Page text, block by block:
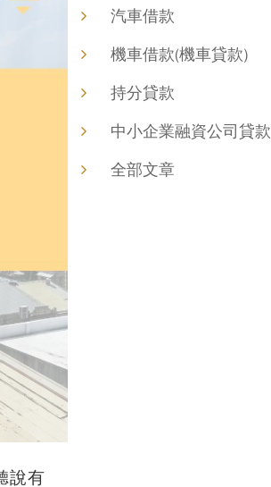
說有
汽車借款
機車借款(機車貸款)
持分貸款
中小企業融資公司貸款
全部文章